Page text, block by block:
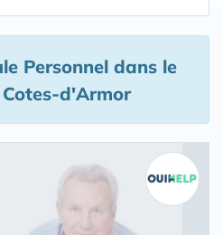
Personnel dans le
d'Armor